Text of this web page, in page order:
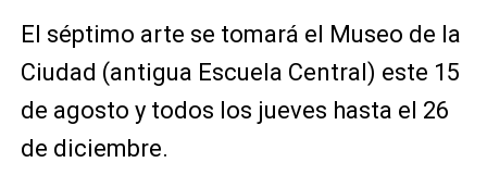
El séptimo arte se tomará el Museo de la
Ciudad (antigua Escuela Central) este 15
de agosto y todos los jueves hasta el 26
de diciembre.